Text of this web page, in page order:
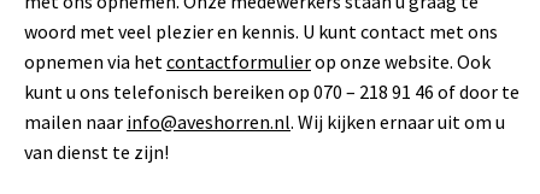
woord met veel plezier en kennis. U kunt contact met ons
opnemen via hetcontactformulierop onze website. Ook
kunt u ons telefonisch bereiken op 070 – 218 91 46 of door te
mailen naar info@aveshorren.nl. Wij kijken ernaar uit om u
van dienst te zijn!